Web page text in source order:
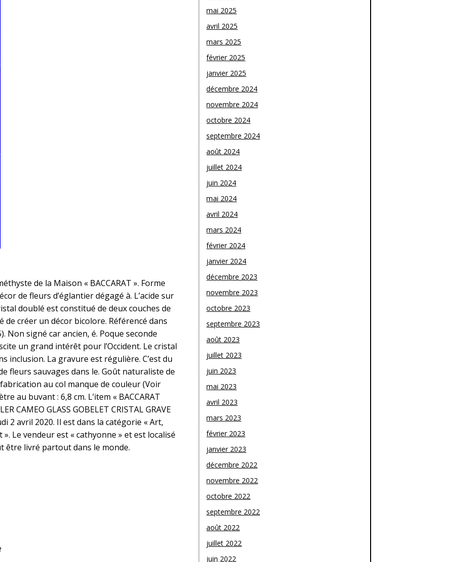
de la Maison « BACCARAT ». Forme
de fleurs d’églantier dégagé à. L’acide sur
doublé est constitué de deux couches de
créer un décor bicolore. Référencé dans
Non signé car ancien, é. Poque seconde
un grand intérêt pour l’Occident. Le cristal
inclusion. La gravure est régulière. C’est du
fleurs sauvages dans le. Goût naturaliste de
au col manque de couleur (Voir
au buvant : 6,8 cm. L’item « BACCARAT
CAMEO GLASS GOBELET CRISTAL GRAVE
2 avril 2020. Il est dans la catégorie « Art,
Le vendeur est « cathyonne » et est localisé
être livré partout dans le monde.
mai 2025
avril 2025
mars 2025
février 2025
janvier 2025
décembre 2024
novembre 2024
octobre 2024
septembre 2024
août 2024
juillet 2024
juin 2024
mai 2024
avril 2024
mars 2024
février 2024
janvier 2024
décembre 2023
novembre 2023
octobre 2023
septembre 2023
août 2023
juillet 2023
juin 2023
mai 2023
avril 2023
mars 2023
février 2023
janvier 2023
décembre 2022
novembre 2022
octobre 2022
septembre 2022
août 2022
juillet 2022
juin 2022